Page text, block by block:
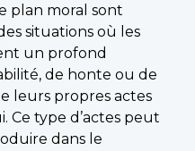
plan moral sont
situations où les
un profond
de honte ou de
leurs propres actes
Ce type d’actes peut
dans le